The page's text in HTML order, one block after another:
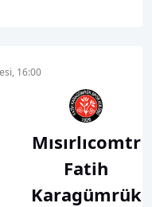
16:00
Mısırlıcomtr
Fatih
Karagümrük